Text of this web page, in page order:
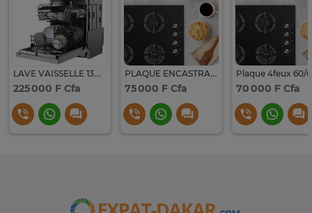
LAVE VAISSELLE 13COUVERTS CANDY ENCASTRABLE GRIS
225 000 F Cfa
PLAQUE ENCASTRABLE KUMTEL 4FEUX 60X60 A GAZ
75 000 F Cfa 70 000 F Cfa